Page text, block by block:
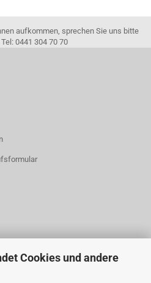
Cookies und andere
aufkommen, sprechen Sie uns bitte
0441 304 70 70